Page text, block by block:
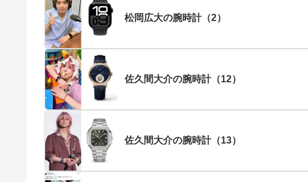
松岡広大の腕時計（2）
佐久間大介の腕時計（12）
佐久間大介の腕時計（13）